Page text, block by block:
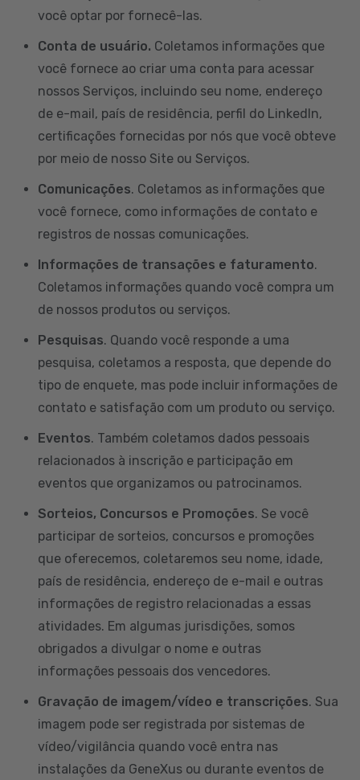
você optar por fornecê-las.
Conta de usuário. Coletamos informações que
você fornece ao criar uma conta para acessar
nossos Serviços, incluindo seu nome, endereço
de e-mail, país de residência, perfil do LinkedIn,
certificações fornecidas por nós que você obteve
por meio de nosso Site ou Serviços.
Comunicações. Coletamos as informações que
você fornece, como informações de contato e
registros de nossas comunicações.
Informações de transações e faturamento.
Coletamos informações quando você compra um
de nossos produtos ou serviços.
Pesquisas. Quando você responde a uma
pesquisa, coletamos a resposta, que depende do
tipo de enquete, mas pode incluir informações de
contato e satisfação com um produto ou serviço.
Eventos. Também coletamos dados pessoais
relacionados à inscrição e participação em
eventos que organizamos ou patrocinamos.
Sorteios, Concursos e Promoções. Se você
participar de sorteios, concursos e promoções
que oferecemos, coletaremos seu nome, idade,
país de residência, endereço de e-mail e outras
informações de registro relacionadas a essas
atividades. Em algumas jurisdições, somos
obrigados a divulgar o nome e outras
informações pessoais dos vencedores.
Gravação de imagem/vídeo e transcrições. Sua
imagem pode ser registrada por sistemas de
vídeo/vigilância quando você entra nas
instalações da GeneXus ou durante eventos de